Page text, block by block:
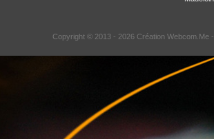
Copyright © 2013 - 2026 Création Webcom.Me -